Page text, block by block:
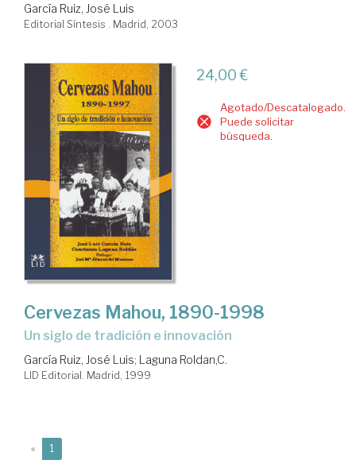
García Ruiz, José Luis
Editorial Síntesis . Madrid, 2003
24,00 €
Agotado/Descatalogado.
Puede solicitar
búsqueda.
Cervezas Mahou, 1890-1998
un siglo de tradición e innovación
García Ruiz, José Luis; Laguna Roldan,C.
LID Editorial. Madrid, 1999
« 1